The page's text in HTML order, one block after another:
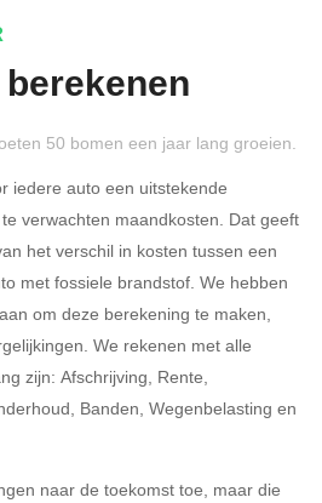
Ja Nee
tot €
69.398,-)
50 bomen een jaar lang groeien.
iedere auto een uitstekende
verwachten maandkosten. Dat geeft
het verschil in kosten tussen een
met fossiele brandstof. We hebben
om deze berekening te maken,
We rekenen met alle
zijn: Afschrijving, Rente,
Banden, Wegenbelasting en
naar de toekomst toe, maar die